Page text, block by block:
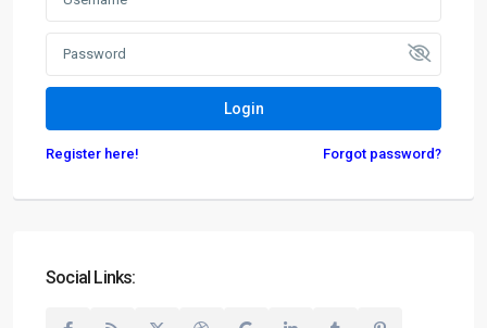
Login
Register here! Forgot password?
Social Links:
+49 (0)5520 999 76-1